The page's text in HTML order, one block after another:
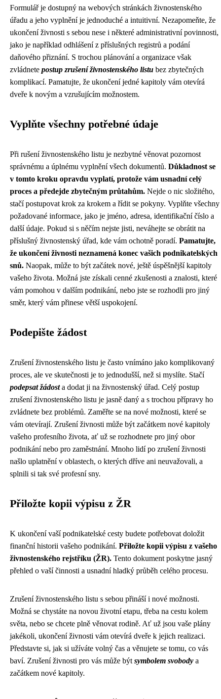
Formulář je dostupný na webových stránkách živnostenského
úřadu a jeho vyplnění je jednoduché a intuitivní. Nezapomeňte, že
ukončení živnosti s sebou nese i některé administrativní povinnosti,
jako je například odhlášení z příslušných registrů a podání
daňového přiznání. S trochou plánování a organizace však
zvládnete postup zrušení živnostenského listu bez zbytečných
komplikací. Pamatujte, že ukončení jedné kapitoly vám otevírá
dveře k novým a vzrušujícím možnostem.
Vyplňte všechny potřebné údaje
Při rušení živnostenského listu je nezbytné věnovat pozornost
správnému a úplnému vyplnění všech dokumentů. Důkladnost se
v tomto kroku opravdu vyplatí, protože vám usnadní celý
proces a předejde zbytečným průtahům. Nejde o nic složitého,
stačí postupovat krok za krokem a řídit se pokyny. Vyplňte všechny
požadované informace, jako je jméno, adresa, identifikační číslo a
další údaje. Pokud si s něčím nejste jisti, neváhejte se obrátit na
příslušný živnostenský úřad, kde vám ochotně poradí. Pamatujte,
že ukončení živnosti neznamená konec vašich podnikatelských
snů. Naopak, může to být začátek nové, ještě úspěšnější kapitoly
vašeho života. Možná jste získali cenné zkušenosti a znalosti, které
vám pomohou v dalším podnikání, nebo jste se rozhodli pro jiný
směr, který vám přinese větší uspokojení.
Podepište žádost
Zrušení živnostenského listu je často vnímáno jako komplikovaný
proces, ale ve skutečnosti je to jednodušší, než si myslíte. Stačí
podepsat žádosta dodat ji na živnostenský úřad. Celý postup
zrušení živnostenského listu je jasně daný a s trochou přípravy ho
zvládnete bez problémů. Zaměřte se na nové možnosti, které se
vám otevírají. Zrušení živnosti může být začátkem nové kapitoly
vašeho profesního života, ať už se rozhodnete pro jiný obor
podnikání nebo pro zaměstnání. Mnoho lidí po zrušení živnosti
našlo uplatnění v oblastech, o kterých dříve ani neuvažovali, a
splnili si tak své profesní sny.
Přiložte kopii výpisu z ŽR
K ukončení vaší podnikatelské cesty budete potřebovat doložit
finanční historii vašeho podnikání. Přiložte kopii výpisu z vašeho
živnostenského rejstříku (ŽR). Tento dokument poskytne jasný
přehled o vaší činnosti a usnadní hladký průběh celého procesu.
Zrušení živnostenského listu s sebou přináší i nové možnosti.
Možná se chystáte na novou životní etapu, třeba na cestu kolem
světa, nebo se chcete plně věnovat rodině. Ať už jsou vaše plány
jakékoli, ukončení živnosti vám otevírá dveře k jejich realizaci.
Představte si, jak si užíváte volný čas a věnujete se tomu, co vás
baví. Zrušení živnosti pro vás může být symbolem svobody a
začátkem nové kapitoly.